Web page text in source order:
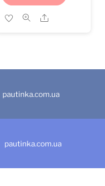
Share
pautinka.com.ua
pautinka.com.ua